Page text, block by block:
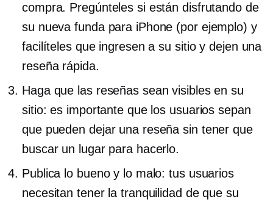
compra. Pregúnteles si están disfrutando de
su nueva funda para iPhone (por ejemplo) y
facilíteles que ingresen a su sitio y dejen una
reseña rápida.
Haga que las reseñas sean visibles en su
sitio: es importante que los usuarios sepan
que pueden dejar una reseña sin tener que
buscar un lugar para hacerlo.
Publica lo bueno y lo malo: tus usuarios
necesitan tener la tranquilidad de que su